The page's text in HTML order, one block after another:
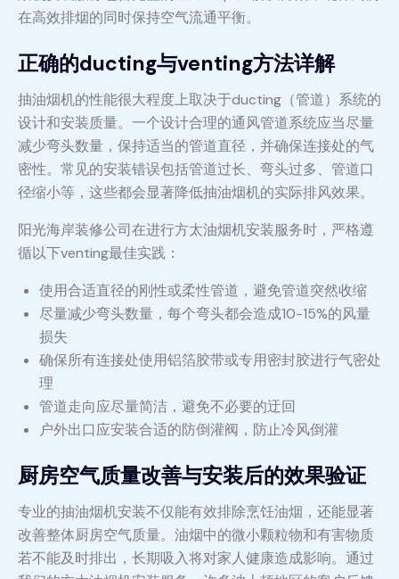
在高效排烟的同时保持空气流通平衡。
正确的ducting与venting方法详解
抽油烟机的性能很大程度上取决于ducting（管道）系统的
设计和安装质量。一个设计合理的通风管道系统应当尽量
减少弯头数量，保持适当的管道直径，并确保连接处的气
密性。常见的安装错误包括管道过长、弯头过多、管道口
径缩小等，这些都会显著降低抽油烟机的实际排风效果。
阳光海岸装修公司在进行方太油烟机安装服务时，严格遵
循以下venting最佳实践：
使用合适直径的刚性或柔性管道，避免管道突然收缩
尽量减少弯头数量，每个弯头都会造成10-15%的风量
损失
确保所有连接处使用铝箔胶带或专用密封胶进行气密处
理
管道走向应尽量简洁，避免不必要的迂回
户外出口应安装合适的防倒灌阀，防止冷风倒灌
厨房空气质量改善与安装后的效果验证
专业的抽油烟机安装不仅能有效排除烹饪油烟，还能显著
改善整体厨房空气质量。油烟中的微小颗粒物和有害物质
若不能及时排出，长期吸入将对家人健康造成影响。通过